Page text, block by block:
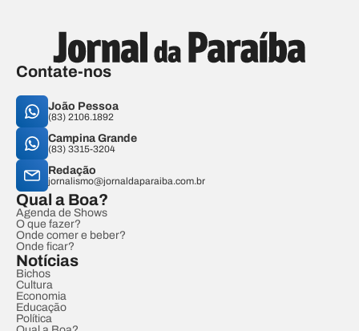
Contate-nos
João Pessoa
(83) 2106.1892
Campina Grande
(83) 3315-3204
Redação
jornalismo@jornaldaparaiba.com.br
Qual a Boa?
Agenda de Shows
O que fazer?
Onde comer e beber?
Onde ficar?
Notícias
Bichos
Cultura
Economia
Educação
Política